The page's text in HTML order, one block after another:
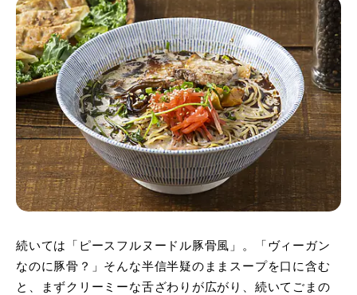
続いては「ピースフルヌードル豚骨風」。「ヴィーガン
なのに豚骨？」そんな半信半疑のままスープを口に含む
と、まずクリーミーな舌ざわりが広がり、続いてごまの